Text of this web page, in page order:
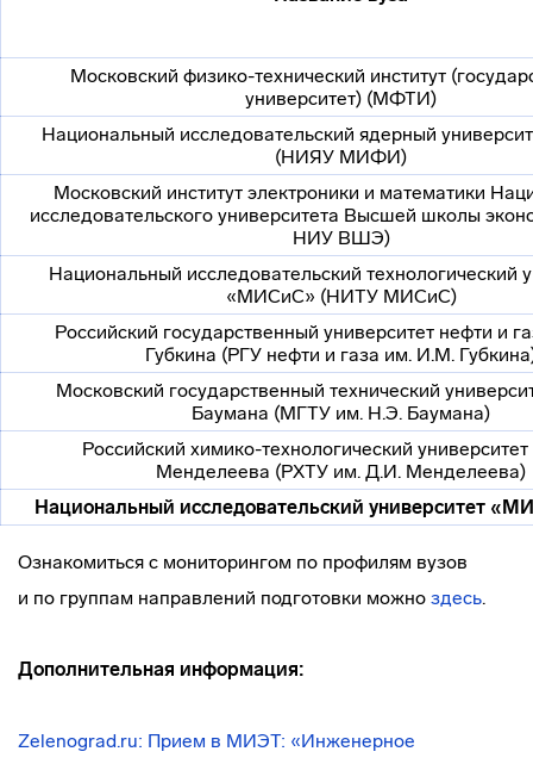
Московский физико-технический институт
университет) (МФТИ)
Национальный исследовательский ядерный
(НИЯУ МИФИ)
Московский институт электроники и математики
исследовательского университета Высшей школы
НИУ ВШЭ)
Национальный исследовательский технологический
«МИСиС» (НИТУ МИСиС)
Российский государственный университет нефти и
Губкина (РГУ нефти и газа им. И.М.
Московский государственный технический
Баумана (МГТУ им. Н.Э. Баумана)
Российский химико-технологический
Менделеева (РХТУ им. Д.И. Менделеева)
Национальный исследовательский университет
Ознакомиться с мониторингом по профилям вузов
и по группам направлений подготовки можно здесь.
Дополнительная информация:
Zelenograd.ru: Прием в МИЭТ: «Инженерное